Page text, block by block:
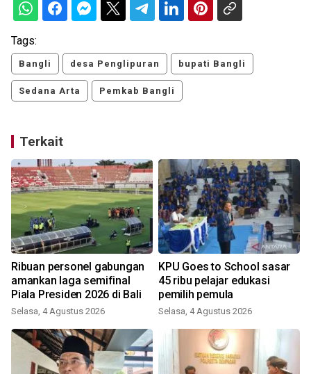
Tags:
Bangli desa Penglipuran bupati Bangli
Sedana Arta Pemkab Bangli
Terkait
Ribuan personel gabungan
amankan laga semifinal
Piala Presiden 2026 di Bali
Selasa, 4 Agustus 2026
KPU Goes to School sasar
45 ribu pelajar edukasi
pemilih pemula
Selasa, 4 Agustus 2026